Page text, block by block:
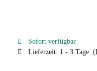
Sofort verfügbar
Lieferzeit: 1 - 3 Tage